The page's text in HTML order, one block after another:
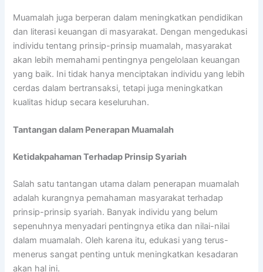
Muamalah juga berperan dalam meningkatkan pendidikan
dan literasi keuangan di masyarakat. Dengan mengedukasi
individu tentang prinsip-prinsip muamalah, masyarakat
akan lebih memahami pentingnya pengelolaan keuangan
yang baik. Ini tidak hanya menciptakan individu yang lebih
cerdas dalam bertransaksi, tetapi juga meningkatkan
kualitas hidup secara keseluruhan.
Tantangan dalam Penerapan Muamalah
Ketidakpahaman Terhadap Prinsip Syariah
Salah satu tantangan utama dalam penerapan muamalah
adalah kurangnya pemahaman masyarakat terhadap
prinsip-prinsip syariah. Banyak individu yang belum
sepenuhnya menyadari pentingnya etika dan nilai-nilai
dalam muamalah. Oleh karena itu, edukasi yang terus-
menerus sangat penting untuk meningkatkan kesadaran
akan hal ini.